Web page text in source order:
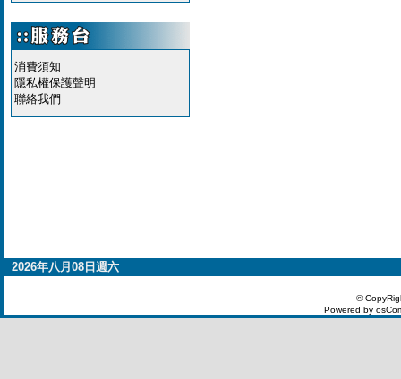
消費須知
隱私權保護聲明
聯絡我們
2026年八月08日週六
©
Powered by